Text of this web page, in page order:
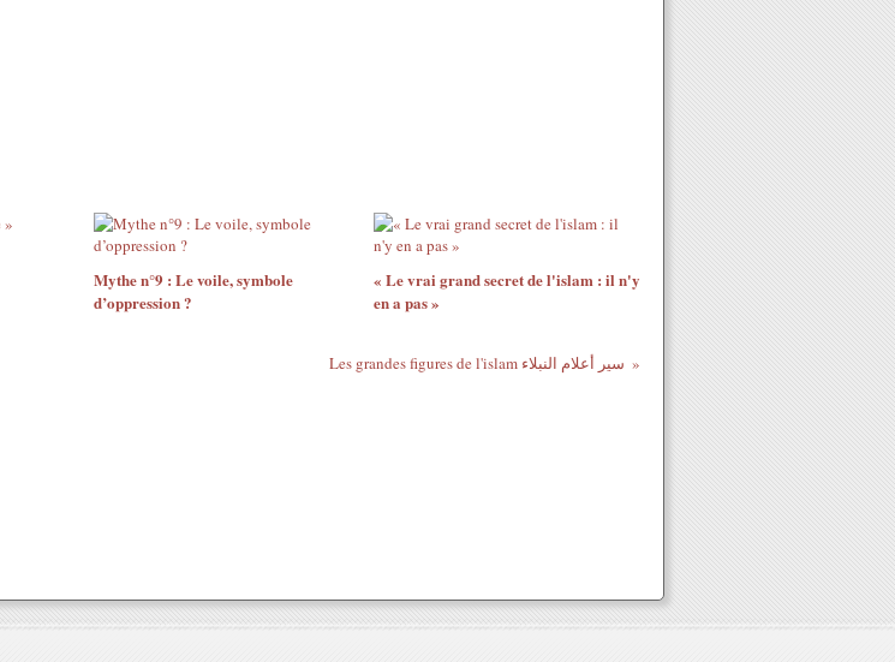
Mythe n°9 : Le voile, symbole
d’oppression ?
« Le vrai grand secret de l'islam : il n'y
en a pas »
Les grandes figures de l'islam سير أعلام النبلاء